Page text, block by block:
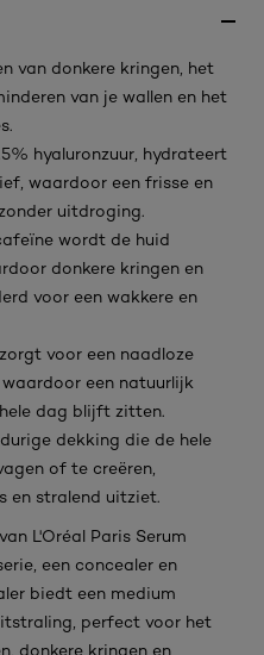
van donkere kringen, het
van je wallen en het
hyaluronzuur, hydrateert
waardoor een frisse en
uitdroging.
wordt de huid
donkere kringen en
voor een wakkere en
voor een naadloze
een natuurlijk
dag blijft zitten.
dekking die de hele
of te creëren,
en stralend uitziet.
L'Oréal Paris Serum
een concealer en
biedt een medium
perfect voor het
donkere kringen en